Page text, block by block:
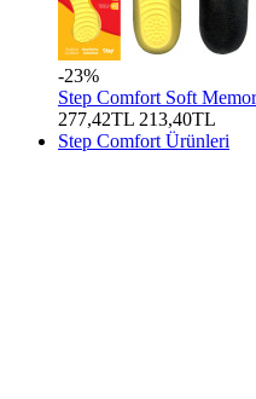
-23%
Step Comfort Soft
277,42TL 213,40TL
Step Comfort Ürünleri